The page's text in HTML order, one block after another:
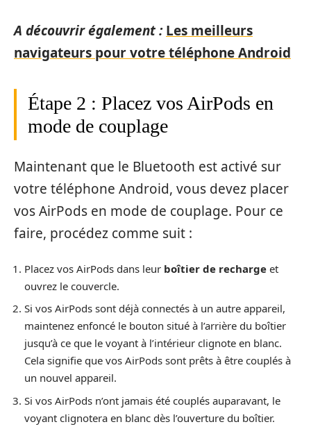
A découvrir également : Les meilleurs
navigateurs pour votre téléphone Android
Étape 2 : Placez vos AirPods en
mode de couplage
Maintenant que le Bluetooth est activé sur
votre téléphone Android, vous devez placer
vos AirPods en mode de couplage. Pour ce
faire, procédez comme suit :
Placez vos AirPods dans leur boîtier de recharge et
ouvrez le couvercle.
Si vos AirPods sont déjà connectés à un autre appareil,
maintenez enfoncé le bouton situé à l’arrière du boîtier
jusqu’à ce que le voyant à l’intérieur clignote en blanc.
Cela signifie que vos AirPods sont prêts à être couplés à
un nouvel appareil.
Si vos AirPods n’ont jamais été couplés auparavant, le
voyant clignotera en blanc dès l’ouverture du boîtier.